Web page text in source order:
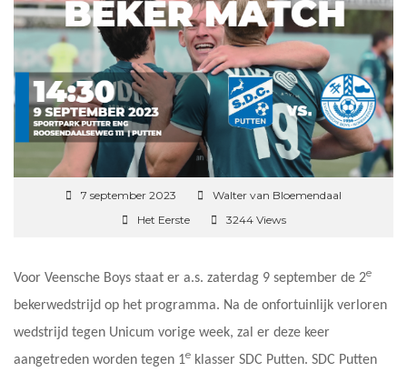
7 september 2023
Walter van Bloemendaal
Het Eerste
3244 Views
Voor Veensche Boys staat er a.s. zaterdag 9 september de 2e
bekerwedstrijd op het programma. Na de onfortuinlijk verloren
wedstrijd tegen Unicum vorige week, zal er deze keer
aangetreden worden tegen 1e klasser SDC Putten. SDC Putten